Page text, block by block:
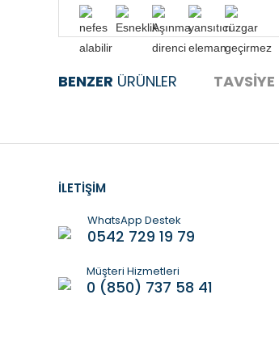
BENZER ÜRÜNLER TAVSİYE
İLETİŞİM
WhatsApp Destek
0542 729 19 79
Müşteri Hizmetleri
0 (850) 737 58 41